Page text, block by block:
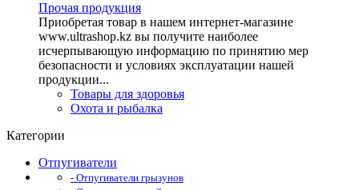
Прочая продукция
Приобретая товар в нашем интернет-магазине
www.ultrashop.kz вы получите наиболее
исчерпывающую информацию по принятию мер
безопасности и условиях эксплуатации нашей
продукции...
Товары для здоровья
Охота и рыбалка
Категории
Отпугиватели
- Отпугиватели грызунов